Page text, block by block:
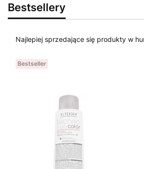
Bestsellery
Najlepiej sprzedające się produkty w
Bestseller